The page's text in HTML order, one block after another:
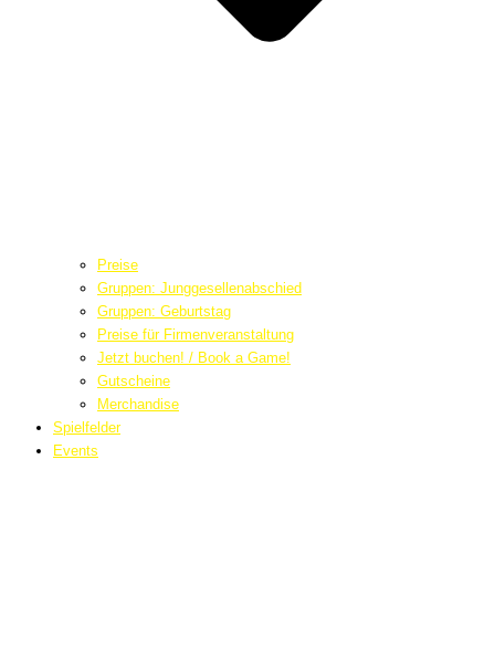
Preise
Gruppen: Junggesellenabschied
Gruppen: Geburtstag
Preise für Firmenveranstaltung
Jetzt buchen! / Book a Game!
Gutscheine
Merchandise
Spielfelder
Events